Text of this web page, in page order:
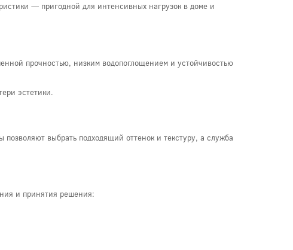
— пригодной для интенсивных нагрузок в доме и
прочностью, низким водопоглощением и устойчивостью
эстетики.
выбрать подходящий оттенок и текстуру, а служба
и принятия решения: